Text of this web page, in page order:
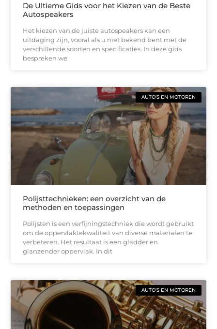
De Ultieme Gids voor het Kiezen van de Beste
Autospeakers
Het kiezen van de juiste autospeakers kan een
uitdaging zijn, vooral als u niet bekend bent met de
verschillende soorten en specificaties. In deze gids
bespreken we
AUTO’S EN MOTOREN
Polijsttechnieken: een overzicht van de
methoden en toepassingen
Polijsten is een verfijningstechniek die wordt gebruikt
om de oppervlaktekwaliteit van diverse materialen te
verbeteren. Het resultaat is een gladder en
glanzender oppervlak. In dit
AUTO’S EN MOTOREN